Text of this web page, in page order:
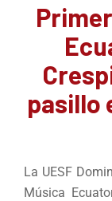
pasillo
La UESF
Música